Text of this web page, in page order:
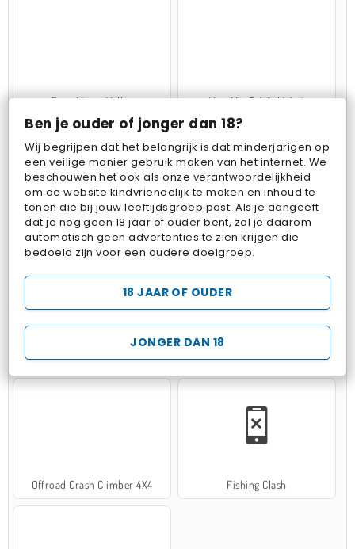
Ben je ouder of jonger dan 18?
Wij begrijpen dat het belangrijk is dat minderjarigen op
een veilige manier gebruik maken van het internet. We
beschouwen het ook als onze verantwoordelijkheid
om de website kindvriendelijk te maken en inhoud te
tonen die bij jouw leeftijdsgroep past. Als je aangeeft
dat je nog geen 18 jaar of ouder bent, zal je daarom
automatisch geen advertenties te zien krijgen die
bedoeld zijn voor een oudere doelgroep.
JONGER DAN 18
18 JAAR OF OUDER
Farm Merge Valley VegaMix 2: Wild West
Pop Fruit Bubbits
Hospital Surgeon Doctor Game Potion Sort
Offroad Crash Climber 4X4 Fishing Clash